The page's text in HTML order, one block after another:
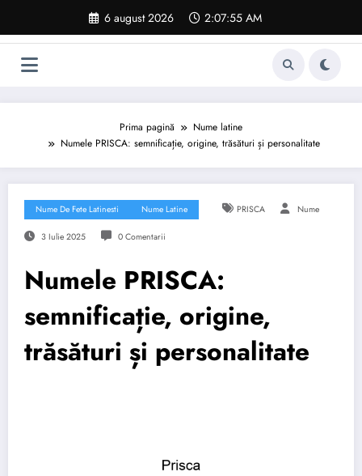
conținut
6 august 2026 2:07:56 AM
Prima pagină
Nume latine
Numele PRISCA: semnificație, origine, trăsături și personalitate
Nume De Fete Latinesti Nume Latine PRISCA Nume
3 Iulie 2025 0 Comentarii
Numele PRISCA:
semnificație, origine,
trăsături și personalitate